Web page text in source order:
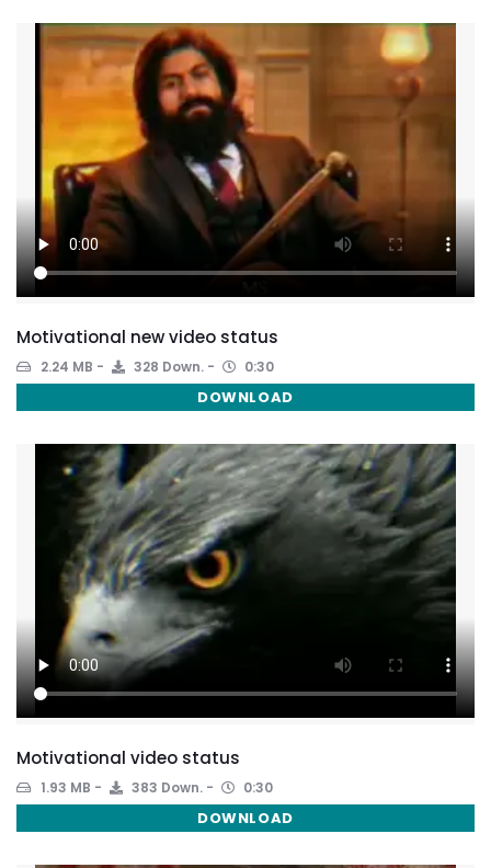
Motivational new video status
2.24 MB 328 Down. 0:30
DOWNLOAD
Motivational video status
1.93 MB 383 Down. 0:30
DOWNLOAD